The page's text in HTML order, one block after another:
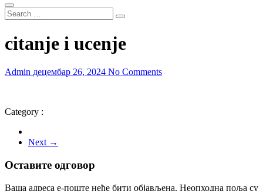
citanje i ucenje
Admin децембар 26, 2024 No Comments
Category :
Next →
Оставите одговор
Ваша адреса е-поште неће бити објављена. Неопходна поља су